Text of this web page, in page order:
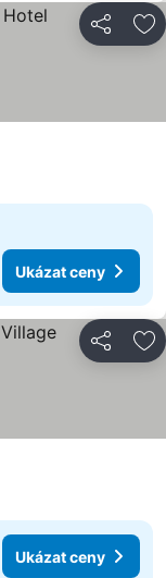
Sdílet
Ukázat ceny
Sdílet
Ukázat ceny